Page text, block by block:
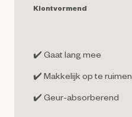
Klontvormend
✔️ Gaat lang mee
✔️ Makkelijk op te ruimen
✔️ Geur-absorberend